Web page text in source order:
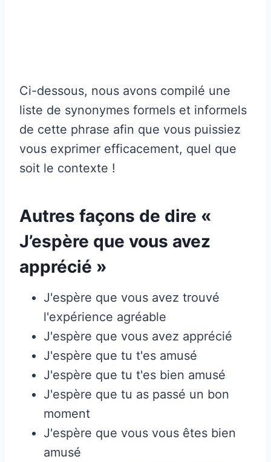
Ci-dessous, nous avons compilé une
liste de synonymes formels et informels
de cette phrase afin que vous puissiez
vous exprimer efficacement, quel que
soit le contexte !
Autres façons de dire «
J’espère que vous avez
apprécié »
J'espère que vous avez trouvé
l'expérience agréable
J'espère que vous avez apprécié
J'espère que tu t'es amusé
J'espère que tu t'es bien amusé
J'espère que tu as passé un bon
moment
J'espère que vous vous êtes bien
amusé